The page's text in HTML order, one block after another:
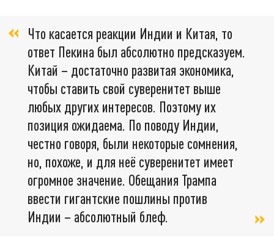
Что касается реакции Индии и Китая, то
ответ Пекина был абсолютно предсказуем.
Китай – достаточно развитая экономика,
чтобы ставить свой суверенитет выше
любых других интересов. Поэтому их
позиция ожидаема. По поводу Индии,
честно говоря, были некоторые сомнения,
но, похоже, и для неё суверенитет имеет
огромное значение. Обещания Трампа
ввести гигантские пошлины против
Индии – абсолютный блеф.